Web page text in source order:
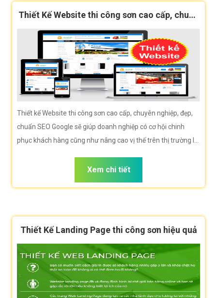
Thiết Kế Website thi công sơn cao cấp, chuẩn
SEO
Thiết kế Website thi công sơn cao cấp, chuyên nghiệp, đẹp,
chuẩn SEO Google sẽ giúp doanh nghiệp có cơ hội chinh
phục khách hàng cũng như nâng cao vị thế trên thị trường là
Xem chi tiết
Thiết Kế Landing Page thi công sơn hiệu quả